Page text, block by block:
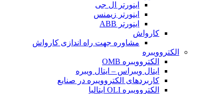
اینورتر ال جی
اینورتر زیمنس
اینورتر ABB
کارواش
مشاوره جهت راه اندازی کارواش
الکتروویبره
الکتروویبره OMB
ایتال ویبراس – ایتال ویبره
کاربردهای الکتروویبره در صنایع
الکتروویبره OLI ایتالیا